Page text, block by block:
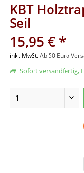
KBT
Seil
15,95 € *
inkl. MwSt.Ab 50 Euro
Sofort versandfertig,